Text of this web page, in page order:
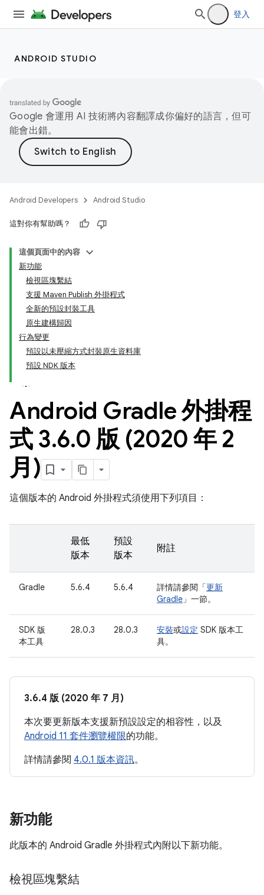
登入
ANDROID STUDIO
Google 會運用 AI 技術將內容翻譯成你偏好的語言，但可
能會出錯。
Android Developers Android Studio
這對你有幫助嗎？
這個頁面中的內容
新功能
檢視區塊繫結
支援 Maven Publish 外掛程式
全新的預設封裝工具
原生建構歸因
行為變更
預設以未壓縮方式封裝原生資料庫
預設 NDK 版本
Android Gradle 外掛程
式 3.6.0 版 (2020 年 2
月)
這個版本的 Android 外掛程式須使用下列項目：
最低
版本
預設
版本
附註
Gradle 5.6.4 5.6.4 詳情請參閱「更新
Gradle 」一節。
SDK 版
本工具
28.0.3 28.0.3 安裝或設定 SDK 版本工
具。
3.6.4 版 (2020 年 7 月)
本次要更新版本支援新預設設定的相容性，以及
Android 11 套件瀏覽權限的功能。
詳情請參閱 4.0.1 版本資訊。
新功能
此版本的 Android Gradle 外掛程式內附以下新功能。
檢視區塊繫結